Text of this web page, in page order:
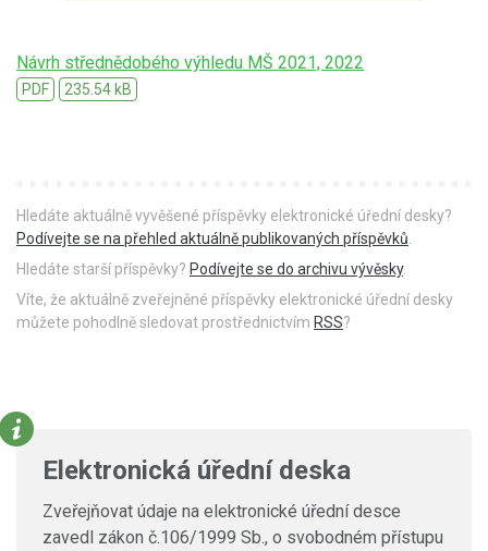
Návrh střednědobého výhledu MŠ 2021, 2022
PDF 235.54 kB
Hledáte aktuálně vyvěšené příspěvky elektronické úřední desky?
Podívejte se na přehled aktuálně publikovaných příspěvků
Hledáte starší příspěvky? Podívejte se do archivu vývěsky.
Víte, že aktuálně zveřejněné příspěvky elektronické úřední desky
můžete pohodlně sledovat prostřednictvím RSS?
Elektronická úřední deska
Zveřejňovat údaje na elektronické úřední desce
zavedl zákon č.106/1999 Sb., o svobodném přístupu